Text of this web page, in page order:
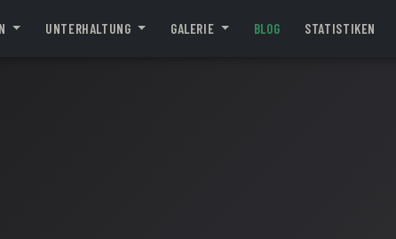
UNTERHALTUNG GALERIE BLOG STATISTIKEN